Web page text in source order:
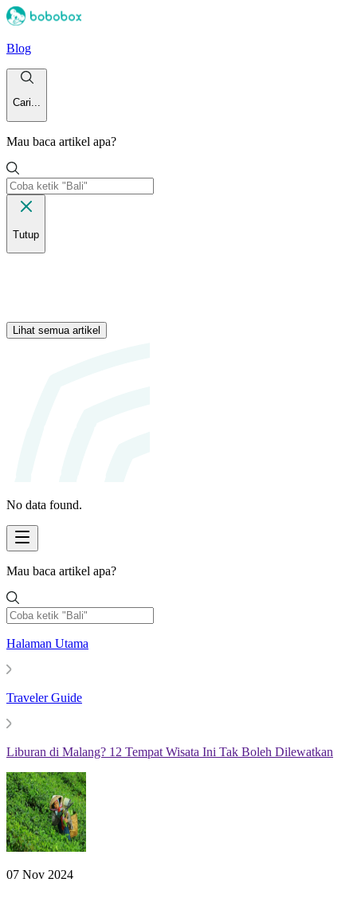
Blog
Cari...
Mau baca artikel apa?
Tutup
Lihat semua artikel
No data found.
Mau baca artikel apa?
Halaman Utama
Traveler Guide
Liburan di Malang? 12 Tempat Wisata Ini Tak Boleh Dilewatkan
07 Nov 2024